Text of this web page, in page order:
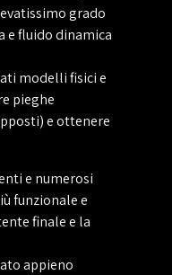
grado
fluido dinamica
modelli fisici e
pieghe
e ottenere
e numerosi
funzionale e
finale e la
appieno